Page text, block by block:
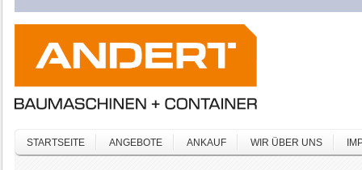
STARTSEITE ANGEBOTE ANKAUF WIR ÜBER UNS